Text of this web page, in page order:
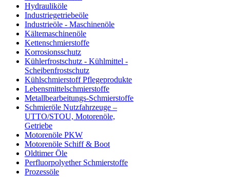
Hydrauliköle
Industriegetriebeöle
Industrieöle - Maschinenöle
Kältemaschinenöle
Kettenschmierstoffe
Korrosionsschutz
Kühlerfrostschutz - Kühlmittel -
Scheibenfrostschutz
Kühlschmierstoff Pflegeprodukte
Lebensmittelschmierstoffe
Metallbearbeitungs-Schmierstoffe
Schmieröle Nutzfahrzeuge –
UTTO/STOU, Motorenöle,
Getriebe
Motorenöle PKW
Motorenöle Schiff & Boot
Oldtimer Öle
Perfluorpolyether Schmierstoffe
Prozessöle